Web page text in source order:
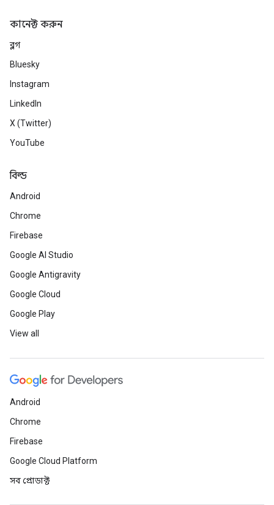
কানেক্ট করুন
ব্লগ
Bluesky
Instagram
LinkedIn
X (Twitter)
YouTube
বিল্ড
Android
Chrome
Firebase
Google AI Studio
Google Antigravity
Google Cloud
Google Play
View all
Android
Chrome
Firebase
Google Cloud Platform
সব প্রোডাক্ট